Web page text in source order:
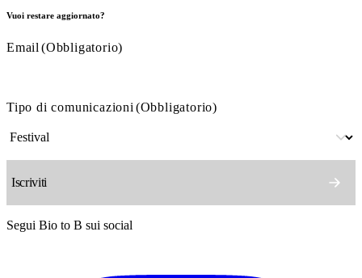
Vuoi restare aggiornato?
Email (Obbligatorio)
Tipo di comunicazioni (Obbligatorio)
Segui Bio to B sui social